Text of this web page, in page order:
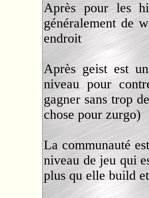
Après pour les
généralement de
endroit
Après geist est
niveau pour
gagner sans trop
chose pour zurgo)
La communauté
niveau de jeu qui
plus qu elle build